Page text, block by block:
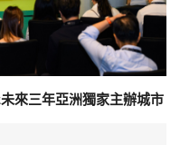
來三年亞洲獨家主辦城市